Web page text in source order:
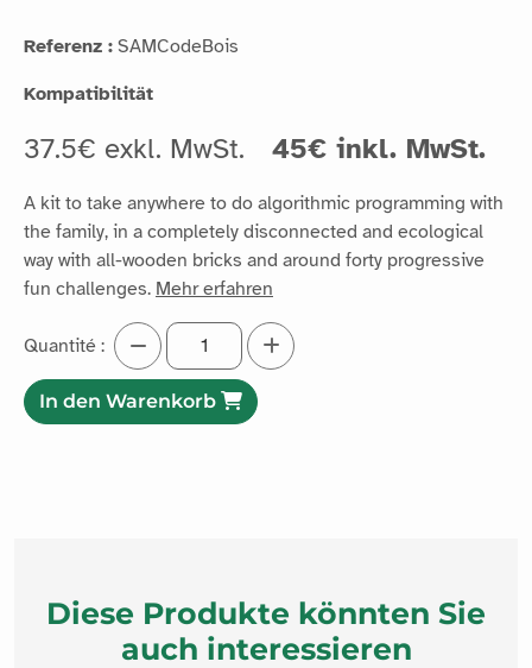
Referenz : SAMCodeBois
Kompatibilität
37.5€ exkl. MwSt. 45€ inkl. MwSt.
A kit to take anywhere to do algorithmic programming with
the family, in a completely disconnected and ecological
way with all-wooden bricks and around forty progressive
fun challenges. Mehr erfahren
Quantité :
In den Warenkorb
Diese Produkte könnten Sie
auch interessieren